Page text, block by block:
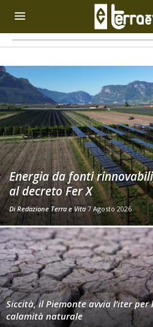
Energia da fonti
al decreto Fer X
Di Redazione Terra e Vita 7 Agosto 2026
Siccità, il Piemonte avvia l’iter
calamità naturale